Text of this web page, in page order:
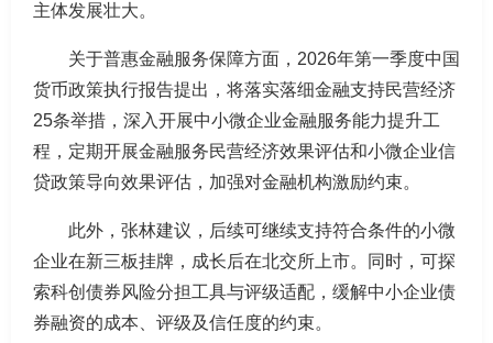
主体发展壮大。
关于普惠金融服务保障方面，2026年第一季度中国
货币政策执行报告提出，将落实落细金融支持民营经济
25条举措，深入开展中小微企业金融服务能力提升工
程，定期开展金融服务民营经济效果评估和小微企业信
贷政策导向效果评估，加强对金融机构激励约束。
此外，张林建议，后续可继续支持符合条件的小微
企业在新三板挂牌，成长后在北交所上市。同时，可探
索科创债券风险分担工具与评级适配，缓解中小企业债
券融资的成本、评级及信任度的约束。